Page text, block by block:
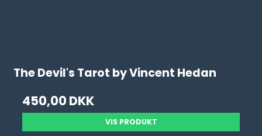
The Devil's Tarot by Vincent Hedan
450,00 DKK
VIS PRODUKT